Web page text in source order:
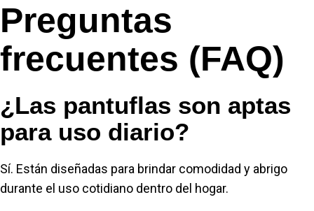
Preguntas
frecuentes (FAQ)
¿Las pantuflas son aptas
para uso diario?
Sí. Están diseñadas para brindar comodidad y abrigo
durante el uso cotidiano dentro del hogar.